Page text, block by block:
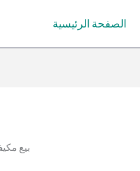
الصفحة الرئيسية